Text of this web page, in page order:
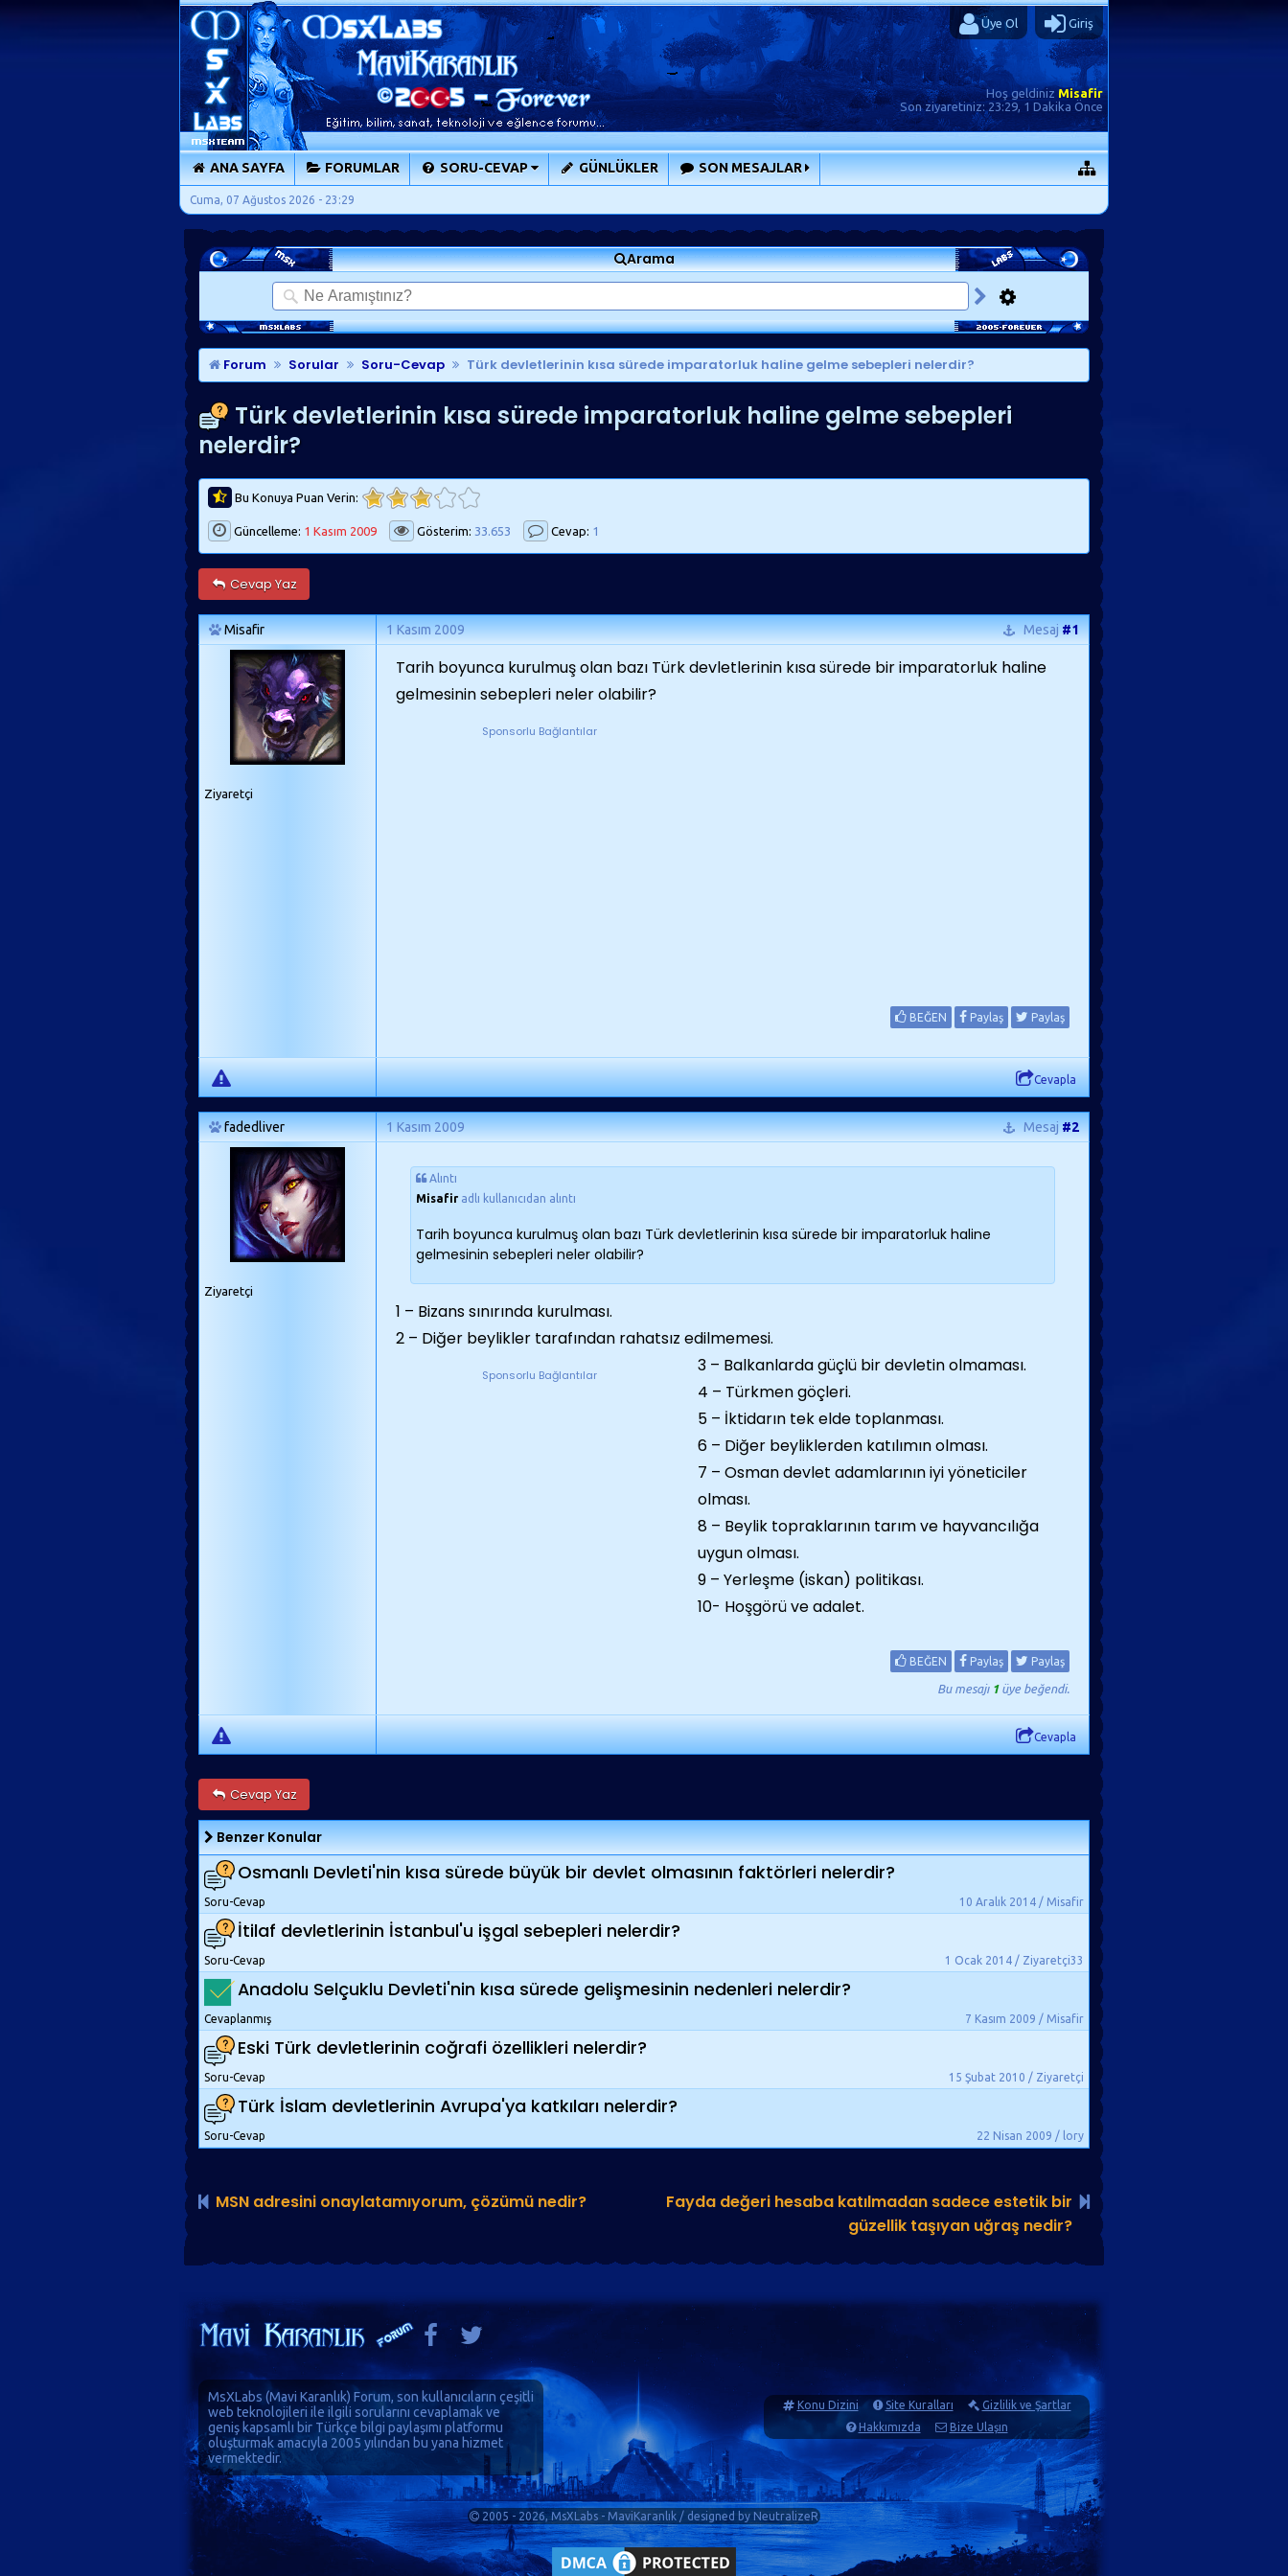
Üye Ol Giriş
Hoş geldiniz Misafir
Son ziyaretiniz:23:29, 1 Dakika Önce
ANA SAYFA FORUMLAR SORU-CEVAP GÜNLÜKLER SON MESAJLAR
Cuma, 07 Ağustos 2026 - 23:29
Arama
Forum Sorular Soru-Cevap Türk devletlerinin kısa sürede imparatorluk haline gelme sebepleri nelerdir?
Türk devletlerinin kısa sürede imparatorluk haline gelme sebepleri
nelerdir?
Bu Konuya Puan Verin:
Güncelleme: 1 Kasım 2009 Gösterim: 33.653 Cevap: 1
Cevap Yaz
Misafir 1 Kasım 2009 Mesaj#1
Ziyaretçi
Tarih boyunca kurulmuş olan bazı Türk devletlerinin kısa sürede bir imparatorluk haline
gelmesinin sebepleri neler olabilir?
Sponsorlu Bağlantılar
BEĞEN Paylaş Paylaş
Cevapla
fadedliver 1 Kasım 2009 Mesaj#2
Ziyaretçi
Alıntı
Misafir adlı kullanıcıdan alıntı
Tarih boyunca kurulmuş olan bazı Türk devletlerinin kısa sürede bir imparatorluk haline
gelmesinin sebepleri neler olabilir?
1 – Bizans sınırında kurulması.
2 – Diğer beylikler tarafından rahatsız edilmemesi.
Sponsorlu Bağlantılar
3 – Balkanlarda güçlü bir devletin olmaması.
4 – Türkmen göçleri.
5 – İktidarın tek elde toplanması.
6 – Diğer beyliklerden katılımın olması.
7 – Osman devlet adamlarının iyi yöneticiler
olması.
8 – Beylik topraklarının tarım ve hayvancılığa
uygun olması.
9 – Yerleşme (iskan) politikası.
10- Hoşgörü ve adalet.
BEĞEN Paylaş Paylaş
Bu mesajı 1üye beğendi.
Cevapla
Cevap Yaz
Benzer Konular
Osmanlı Devleti'nin kısa sürede büyük bir devlet olmasının faktörleri nelerdir?
10 Aralık 2014 / Misafir
Soru-Cevap
İtilaf devletlerinin İstanbul'u işgal sebepleri nelerdir?
1 Ocak 2014 / Ziyaretçi33
Soru-Cevap
Anadolu Selçuklu Devleti'nin kısa sürede gelişmesinin nedenleri nelerdir?
7 Kasım 2009 / Misafir
Cevaplanmış
Eski Türk devletlerinin coğrafi özellikleri nelerdir?
15 Şubat 2010 / Ziyaretçi
Soru-Cevap
Türk İslam devletlerinin Avrupa'ya katkıları nelerdir?
22 Nisan 2009 / lory
Soru-Cevap
MSN adresini onaylatamıyorum, çözümü nedir?
Fayda değeri hesaba katılmadan sadece estetik bir
güzellik taşıyan uğraş nedir?
MsXLabs (Mavi Karanlık) Forum, son kullanıcıların çeşitli
web teknolojileri ile ilgili sorularını cevaplamak ve
geniş kapsamlı bir Türkçe bilgi paylaşımı platformu
oluşturmak amacıyla 2005 yılından bu yana hizmet
vermektedir.
Konu Dizini Site Kuralları
Gizlilik ve Şartlar
Hakkımızda
Bize Ulaşın
2005 - 2026, MsXLabs - MaviKaranlık / designed by NeutralizeR